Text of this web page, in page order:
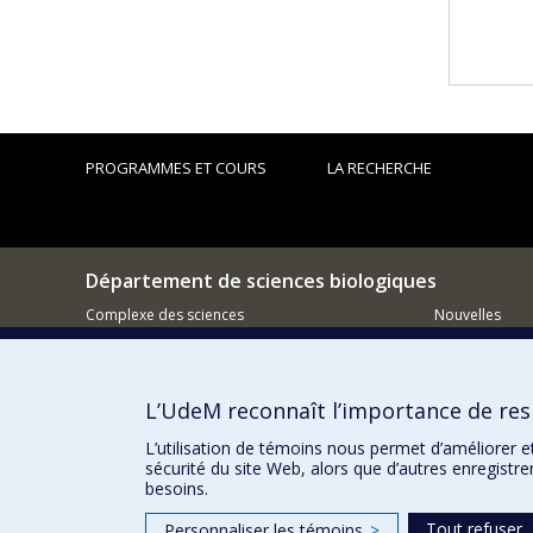
PROGRAMMES ET COURS LA RECHERCHE
Département de sciences biologiques
Complexe des sciences
1375 Avenue Thérèse-Lavoie-Roux
514-343-6111 poste 14745
Nouvelles
L’UdeM reconnaît l’importance de
L’utilisation de témoins nous permet
sécurité du site Web, alors que d’autres
besoins.